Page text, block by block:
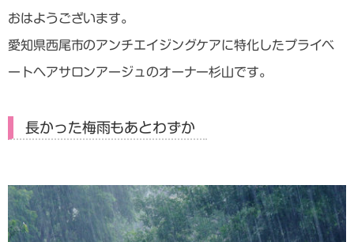
おはようございます。
愛知県西尾市のアンチエイジングケアに特化したプライベ
ートヘアサロンアージュのオーナー杉山です。
長かった梅雨もあとわずか